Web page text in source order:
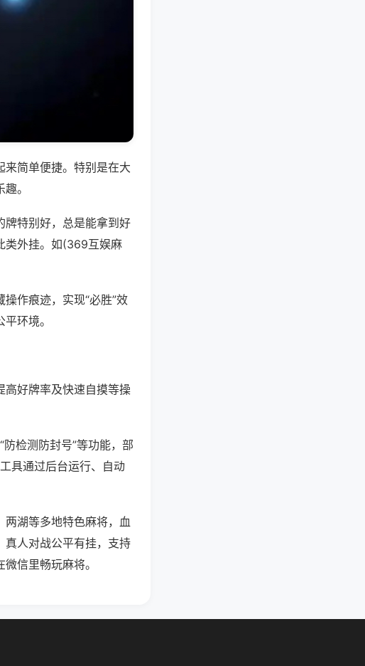
来简单便捷。特别是在大
。
牌特别好，总是能拿到好
类外挂。如(369互娱麻
作痕迹，实现“必胜”效
环境。
高好牌率及快速自摸等操
检测防封号”等功能，部
具通过后台运行、自动
湖等多地特色麻将，血
真人对战公平有挂，支持
信里畅玩麻将。